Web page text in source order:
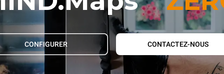
CONFIGURER CONTACTEZ-NOUS